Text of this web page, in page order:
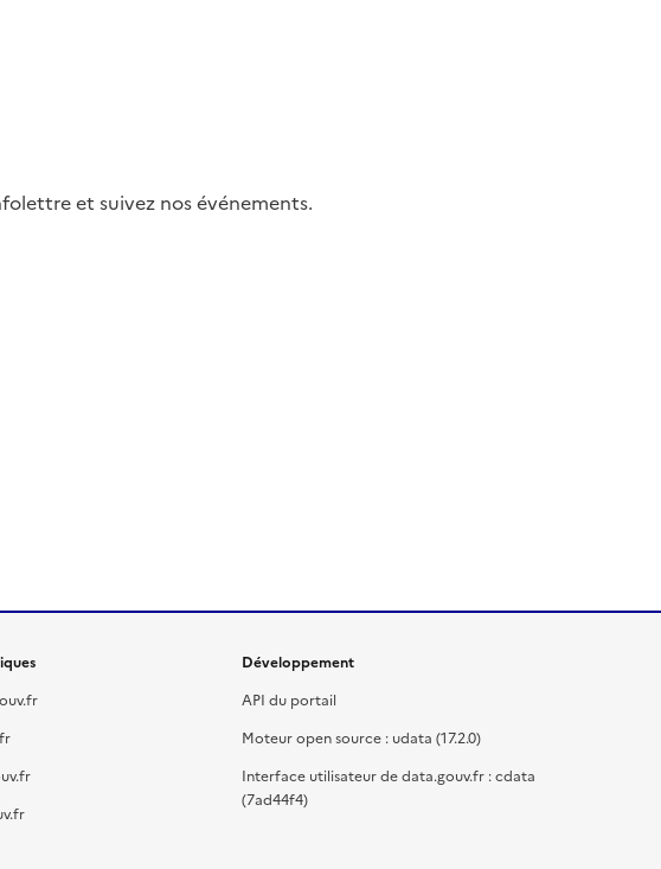
et suivez nos événements.
Développement
API du portail
Moteur open source : udata (17.2.0)
Interface utilisateur de data.gouv.fr : cdata
(7ad44f4)